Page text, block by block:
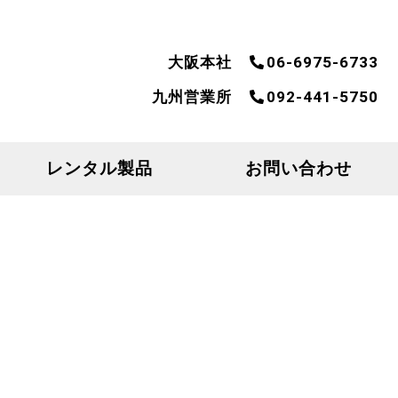
大阪本社
06-6975-6733
九州営業所
092-441-5750
レンタル製品 お問い合わせ